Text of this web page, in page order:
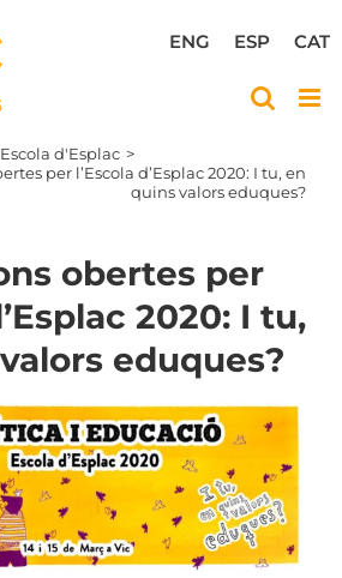
CAT
ESP
ENG
Escola d'Esplac
per l’Escola d’Esplac 2020: I tu, en
quins valors eduques?
obertes per
2020: I tu,
eduques?